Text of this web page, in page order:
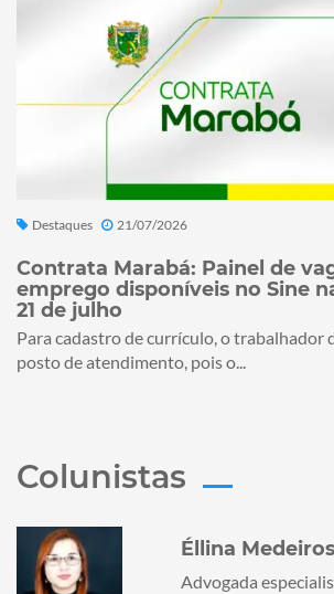
Destaques 21/07/2026
Contrata Marabá: Painel de
emprego disponíveis no Sine
21 de julho
Para cadastro de currículo, o trabalhador
posto de atendimento, pois o...
Colunistas
Éllina Medeiros
Advogada